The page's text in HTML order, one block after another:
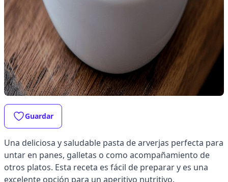
Guardar
Una deliciosa y saludable pasta de arverjas perfecta para
untar en panes, galletas o como acompañamiento de
otros platos. Esta receta es fácil de preparar y es una
excelente opción para un aperitivo nutritivo.